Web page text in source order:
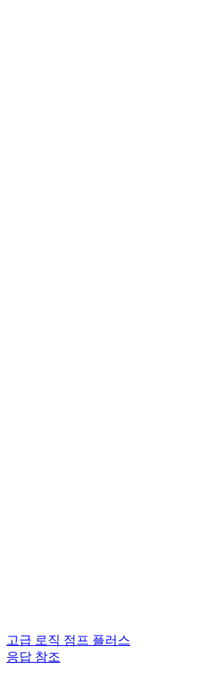
고급 로직 점프 플러스
응답 참조